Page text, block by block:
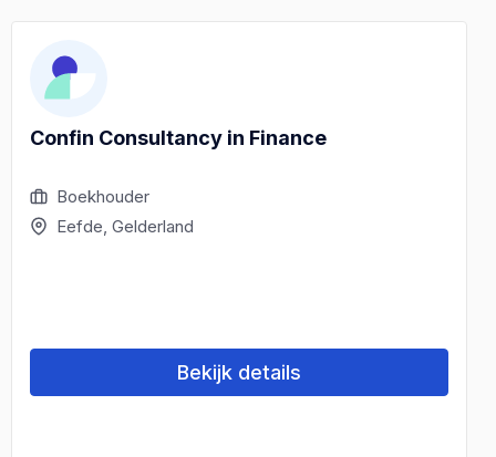
Confin Consultancy in Finance
Boekhouder
Eefde, Gelderland
Bekijk details